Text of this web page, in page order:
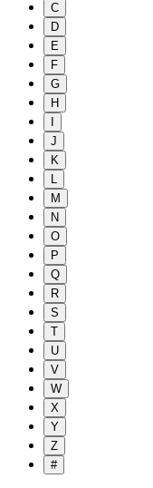
C
D
E
F
G
H
J
K
L
M
N
O
P
Q
R
S
T
U
V
W
X
Y
Z
#